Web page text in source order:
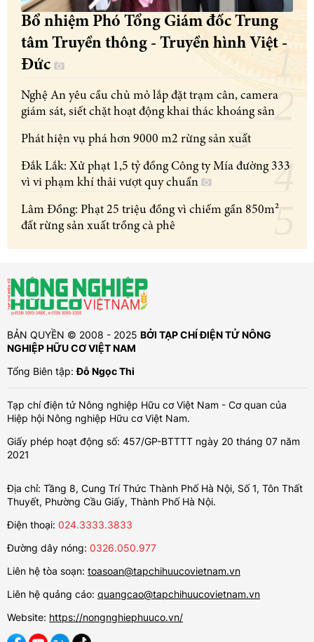
Bổ nhiệm Phó Tổng Giám đốc Trung
tâm Truyền thông - Truyền hình Việt -
Đức
Nghệ An yêu cầu chủ mỏ lắp đặt trạm cân, camera
giám sát, siết chặt hoạt động khai thác khoáng sản
Phát hiện vụ phá hơn 9000 m2 rừng sản xuất
Đắk Lắk: Xử phạt 1,5 tỷ đồng Công ty Mía đường 333
vì vi phạm khí thải vượt quy chuẩn
Lâm Đồng: Phạt 25 triệu đồng vì chiếm gần 850m²
đất rừng sản xuất trồng cà phê
BẢN QUYỀN © 2008 - 2025 BỞI TẠP CHÍ ĐIỆN TỬ NÔNG
NGHIỆP HỮU CƠ VIỆT NAM
Tổng Biên tập:Đỗ Ngọc Thi
Tạp chí điện tử Nông nghiệp Hữu cơ Việt Nam - Cơ quan của
Hiệp hội Nông nghiệp Hữu cơ Việt Nam.
Giấy phép hoạt động số: 457/GP-BTTTT ngày 20 tháng 07 năm
2021
Địa chỉ: Tầng 8, Cung Trí Thức Thành Phố Hà Nội, Số 1, Tôn Thất
Thuyết, Phường Cầu Giấy, Thành Phố Hà Nội.
Điện thoại: 024.3333.3833
Đường dây nóng: 0326.050.977
Liên hệ tòa soạn: toasoan@tapchihuucovietnam.vn
Liên hệ quảng cáo: quangcao@tapchihuucovietnam.vn
Website: https://nongnghiephuuco.vn/